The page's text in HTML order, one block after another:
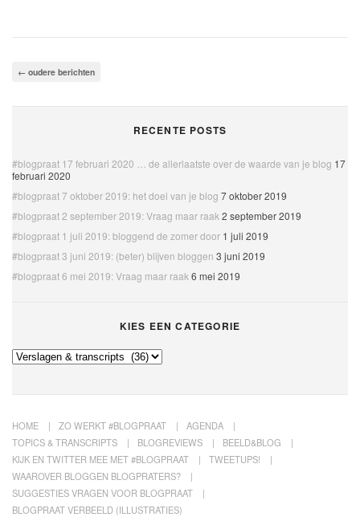
← oudere berichten
RECENTE POSTS
#blogpraat 17 februari 2020 … de allerlaatste over de waarde van je blog 17
februari 2020
#blogpraat 7 oktober 2019: het doel van je blog 7 oktober 2019
#blogpraat 2 september 2019: Vraag maar raak 2 september 2019
#blogpraat 1 juli 2019: bloggend de zomer door 1 juli 2019
#blogpraat 3 juni 2019: (beter) blijven bloggen 3 juni 2019
#blogpraat 6 mei 2019: Vraag maar raak 6 mei 2019
KIES EEN CATEGORIE
Kies
een
HOME ZO WERKT #BLOGPRAAT
AGENDA
TOPICS & TRANSCRIPTS
BLOGREVIEWS
BEELD&BLOG
KIJK EN TWITTER MEE MET #BLOGPRAAT
TWEETUPS!
WAAROVER BLOGGEN BLOGPRATERS?
SUGGESTIES VRAGEN VOOR BLOGPRAAT
BLOGPRAAT VERBEELD (ILLUSTRATIES)